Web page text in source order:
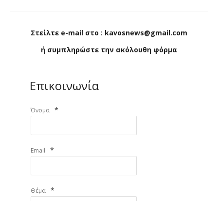
Στείλτε e-mail στο : kavosnews@gmail.com
ή συμπληρώστε την ακόλουθη φόρμα
Επικοινωνία
Όνομα *
Email *
Θέμα *